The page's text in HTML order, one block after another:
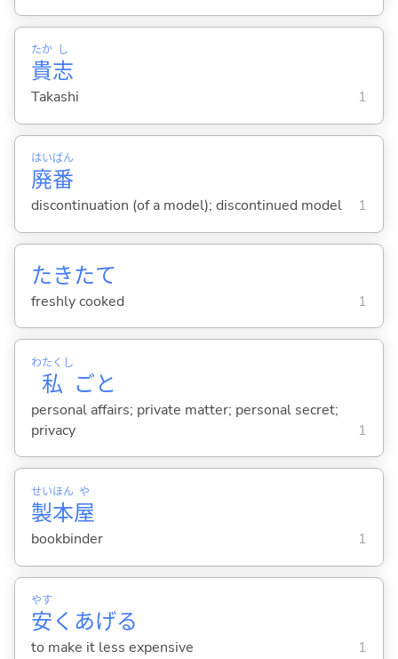
貴
たか
志
し
Takashi 1
廃
はい
番
ばん
discontinuation (of a model); discontinued model 1
たきたて
freshly cooked 1
私
わたくし
ごと
personal affairs; private matter; personal secret;
privacy
1
製
せい
本
ほん
屋
や
bookbinder 1
安
やす
くあげる
to make it less expensive 1